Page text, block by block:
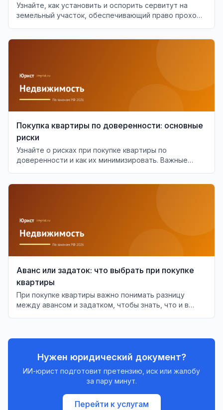
Узнайте, как установить и оспорить сервитут на
земельный участок, обеспечивающий право прохода
Покупка квартиры по доверенности: основные
риски
Узнайте о рисках при покупке квартиры по
доверенности и как их минимизировать. Важные
Аванс или задаток: что выбрать при покупке
квартиры
При покупке квартиры важно понимать разницу
между авансом и задатком, чтобы знать, что и в
Нужен юридический документ?
ИИ-юрист подготовит претензию, иск или жалобу
за пару минут.
Перейти к услугам